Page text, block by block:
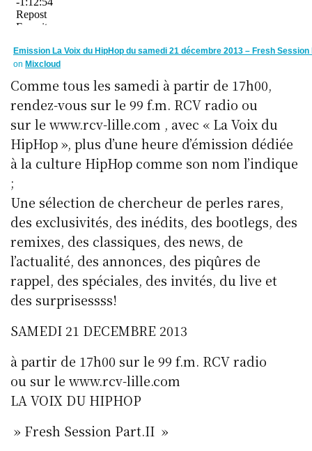
Emission La Voix du HipHop du samedi 21 décembre 2013 – Fresh Session
on Mixcloud
Comme tous les samedi à partir de 17h00,
rendez-vous sur le 99 f.m. RCV radio ou
sur le www.rcv-lille.com , avec « La Voix du
HipHop », plus d’une heure d’émission dédiée
à la culture HipHop comme son nom l’indique
;
Une sélection de chercheur de perles rares,
des exclusivités, des inédits, des bootlegs, des
remixes, des classiques, des news, de
l’actualité, des annonces, des piqûres de
rappel, des spéciales, des invités, du live et
des surprisessss!
SAMEDI 21 DECEMBRE 2013
à partir de 17h00 sur le 99 f.m. RCV radio
ou sur le www.rcv-lille.com
LA VOIX DU HIPHOP
» Fresh Session Part.II »